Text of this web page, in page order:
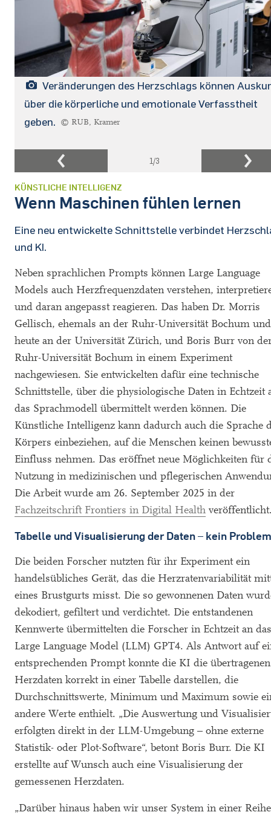
Veränderungen des Herzschlags können
über die körperliche und emotionale Verfasstheit
geben.
© RUB, Kramer
1/3
KÜNSTLICHE INTELLIGENZ
Wenn Maschinen fühlen lernen
Eine neu entwickelte Schnittstelle verbindet
und KI.
Neben sprachlichen Prompts können Large Language
Models auch Herzfrequenzdaten verstehen,
und daran angepasst reagieren. Das haben Dr. Morris
Gellisch, ehemals an der Ruhr-Universität Bochum und
heute an der Universität Zürich, und Boris Burr von
Ruhr-Universität Bochum in einem Experiment
nachgewiesen. Sie entwickelten dafür eine technische
Schnittstelle, über die physiologische Daten in Echtzeit
das Sprachmodell übermittelt werden können. Die
Künstliche Intelligenz kann dadurch auch die Sprache
Körpers einbeziehen, auf die Menschen keinen
Einfluss nehmen. Das eröffnet neue Möglichkeiten für
Nutzung in medizinischen und pflegerischen
Die Arbeit wurde am 26. September 2025 in der
Fachzeitschrift Frontiers in Digital Health
Tabelle und Visualisierung der Daten – kein Problem
Die beiden Forscher nutzten für ihr Experiment ein
handelsübliches Gerät, das die Herzratenvariabilität
eines Brustgurts misst. Die so gewonnenen Daten
dekodiert, gefiltert und verdichtet. Die entstandenen
Kennwerte übermittelten die Forscher in Echtzeit an das
Large Language Model (LLM) GPT4. Als Antwort auf
entsprechenden Prompt konnte die KI die übertragenen
Herzdaten korrekt in einer Tabelle darstellen, die
Durchschnittswerte, Minimum und Maximum sowie
andere Werte enthielt. „Die Auswertung und
erfolgten direkt in der LLM-Umgebung – ohne externe
Statistik- oder Plot-Software“, betont Boris Burr. Die KI
erstellte auf Wunsch auch eine Visualisierung der
gemessenen Herzdaten.
„Darüber hinaus haben wir unser System in einer